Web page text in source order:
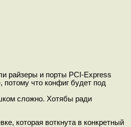
райзеры и порты PCI-Express
потому что конфиг будет под
сложно. Хотябы ради
которая воткнута в конкретный